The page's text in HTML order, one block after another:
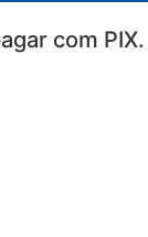
com PIX.